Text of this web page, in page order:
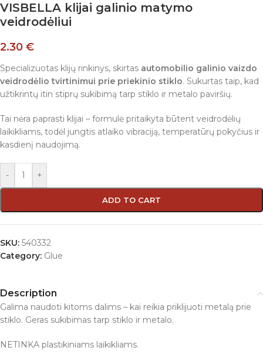
VISBELLA klijai galinio matymo
veidrodėliui
2.30 €
Specializuotas klijų rinkinys, skirtas automobilio galinio vaizdo
veidrodėlio tvirtinimui prie priekinio stiklo. Sukurtas taip, kad
užtikrintų itin stiprų sukibimą tarp stiklo ir metalo paviršių.
Tai nėra paprasti klijai – formulė pritaikyta būtent veidrodėlių
laikikliams, todėl jungtis atlaiko vibraciją, temperatūrų pokyčius ir
kasdienį naudojimą.
- +
ADD TO CART
SKU: 540332
Category: Glue
Description
Galima naudoti kitoms dalims – kai reikia priklijuoti metalą prie
stiklo. Geras sukibimas tarp stiklo ir metalo.
NETINKA plastikiniams laikikliams.